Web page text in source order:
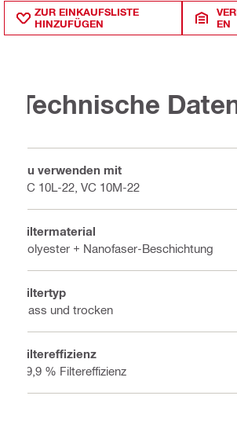
ZUR EINKAUFSLISTE
HINZUFÜGEN
EN
Technische
Zu verwenden mit
VC 10L-22, VC 10M-22
Filtermaterial
Polyester + Nanofaser-Beschichtung
Filtertyp
Nass und trocken
Filtereffizienz
99,9 % Filtereffizienz